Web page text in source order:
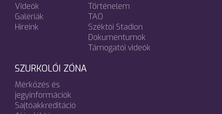
Videók
Galériák
Híreink
Történelem
TAO
Széktói Stadion
Dokumentumok
Támogatói videók
SZURKOLÓI ZÓNA
Mérkőzés és
jegyinformációk
Sajtóakkreditáció